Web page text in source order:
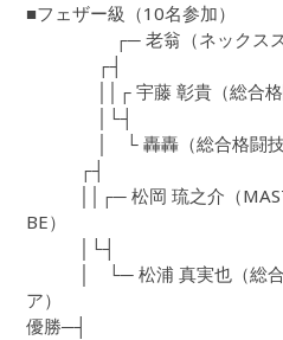
■フェザー級（10名参加）
┌─ 老翁（ネックスス
┌┤
││┌ 宇藤 彰貴（総合格闘
│└┤
│ └ 轟轟（総合格闘技道
┌┤
││┌─ 松岡 琉之介（
BE）
│└┤
│ └─ 松浦 真実也（総合格
ア）
優勝─┤